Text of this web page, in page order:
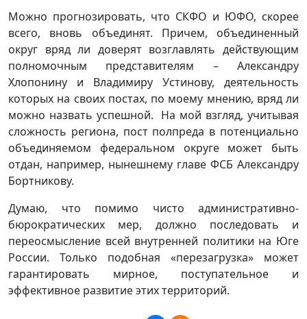
Можно прогнозировать, что СКФО и ЮФО, скорее
всего, вновь объединят. Причем, объединенный
округ вряд ли доверят возглавлять действующим
полномочным представителям – Александру
Хлопонину и Владимиру Устинову, деятельность
которых на своих постах, по моему мнению, вряд ли
можно назвать успешной. На мой взгляд, учитывая
сложность региона, пост полпреда в потенциально
объединяемом федеральном округе может быть
отдан, например, нынешнему главе ФСБ Александру
Бортникову.
Думаю, что помимо чисто административно-
бюрократических мер, должно последовать и
переосмысление всей внутренней политики на Юге
России. Только подобная «перезагрузка» может
гарантировать мирное, поступательное и
эффективное развитие этих территорий.